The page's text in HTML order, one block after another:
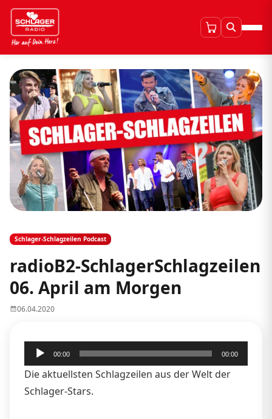
Schlager-Schlagzeilen Podcast
radioB2-SchlagerSchlagzeilen
06. April am Morgen
06.04.2020
Audio-
Player
00:00 00:00
Die aktuellsten Schlagzeilen aus der Welt der
Schlager-Stars.